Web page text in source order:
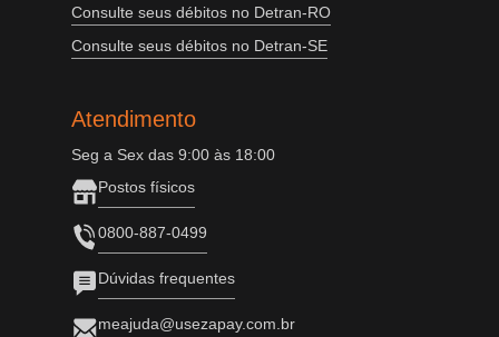
Consulte seus débitos no Detran-RO
Consulte seus débitos no Detran-SE
Atendimento
Seg a Sex das 9:00 às 18:00
Postos físicos
0800-887-0499
Dúvidas frequentes
meajuda@usezapay.com.br